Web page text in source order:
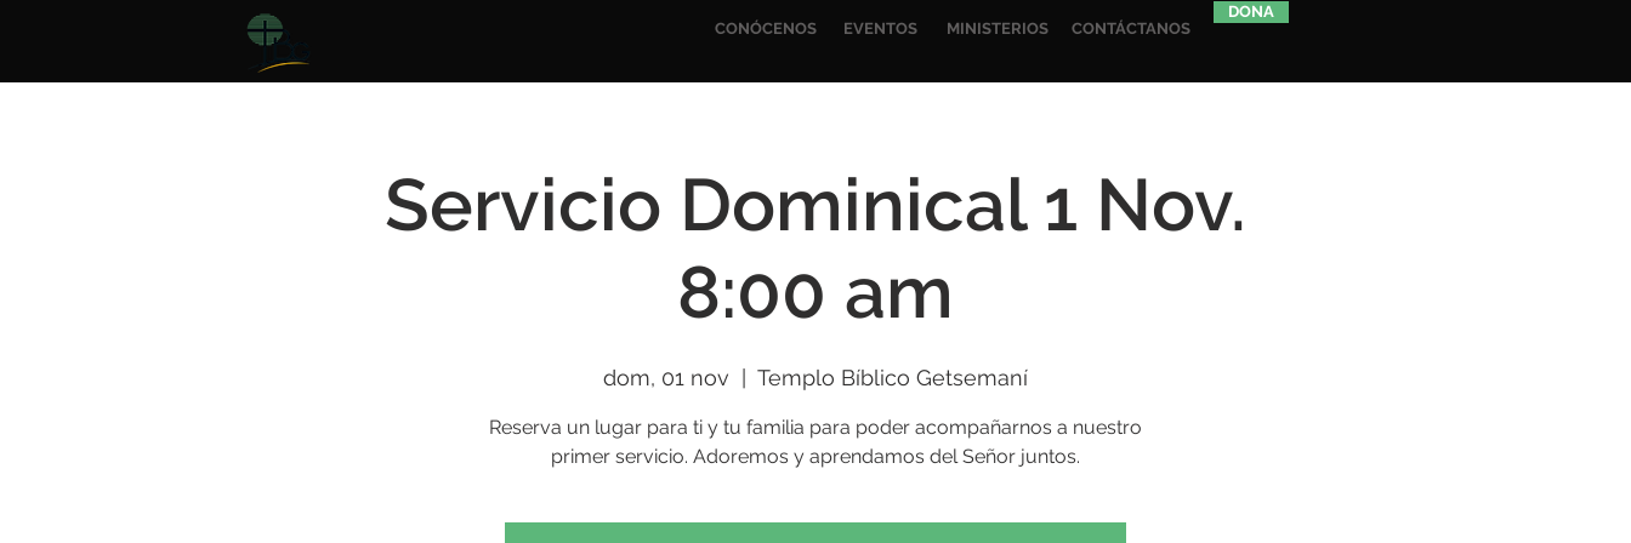
CONÓCENOS EVENTOS MINISTERIOS CONTÁCTANOS
DONA
Servicio Dominical 1 Nov.
8:00 am
dom, 01 nov Templo Bíblico Getsemaní
Reserva un lugar para ti y tu familia para poder acompañarnos a nuestro
primer servicio. Adoremos y aprendamos del Señor juntos.